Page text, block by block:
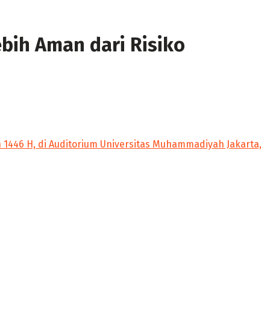
Aman dari Risiko